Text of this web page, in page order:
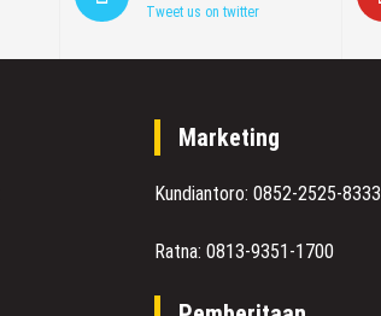
Tweet us on twitter
Marketing
Kundiantoro: 0852-2525-8333
Ratna: 0813-9351-1700